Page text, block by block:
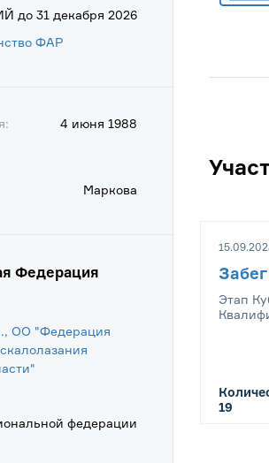
31 декабря 2026
ФАР
4 июня 1988
Маркова
Федерация
ОО "Федерация
федерации
Этап
19